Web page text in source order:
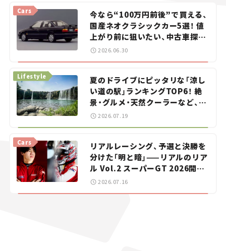
今なら“100万円前後”で買える、
国産ネオクラシックカー5選！ 値
上がり前に狙いたい、中古車探し
をお手伝い――ちょっとイケてるマ
Cars
2026.06.30
夏のドライブにピッタリな「涼し
い道の駅」ランキングTOP6！ 絶
景・グルメ・天然クーラーなど、避
暑におすすめのスポットを紹介
Lifestyle
2026.07.19
リアルレーシング、予選と決勝を
分けた「明と暗」——リアルのリア
ル Vol.2 スーパーGT 2026開幕
戦 岡山国際サーキット
Cars
2026.07.16